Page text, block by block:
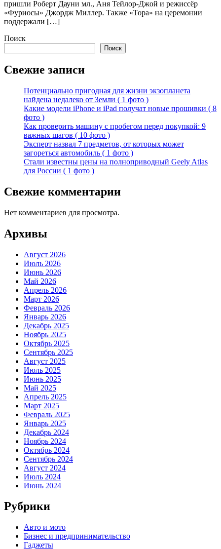
пришли Роберт Дауни мл., Аня Тейлор-Джой и режиссёр
«Фуриосы» Джордж Миллер. Также «Тора» на церемонии
поддержали […]
Поиск
Поиск
Свежие записи
Потенциально пригодная для жизни экзопланета
найдена недалеко от Земли ( 1 фото )
Какие модели iPhone и iPad получат новые прошивки ( 8
фото )
Как проверить машину с пробегом перед покупкой: 9
важных шагов ( 10 фото )
Эксперт назвал 7 предметов, от которых может
загореться автомобиль ( 1 фото )
Стали известны цены на полноприводный Geely Atlas
для России ( 1 фото )
Свежие комментарии
Нет комментариев для просмотра.
Архивы
Август 2026
Июль 2026
Июнь 2026
Май 2026
Апрель 2026
Март 2026
Февраль 2026
Январь 2026
Декабрь 2025
Ноябрь 2025
Октябрь 2025
Сентябрь 2025
Август 2025
Июль 2025
Июнь 2025
Май 2025
Апрель 2025
Март 2025
Февраль 2025
Январь 2025
Декабрь 2024
Ноябрь 2024
Октябрь 2024
Сентябрь 2024
Август 2024
Июль 2024
Июнь 2024
Рубрики
Авто и мото
Бизнес и предпринимательство
Гаджеты